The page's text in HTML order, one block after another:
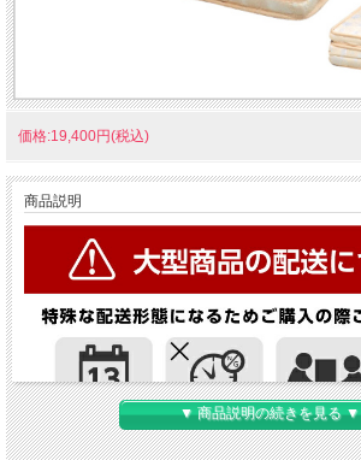
価格:19,400円(税込)
商品説明
▼ 商品説明の続きを見る ▼